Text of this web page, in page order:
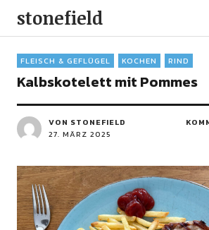
stonefield
FLEISCH & GEFLÜGEL KOCHEN RIND
Kalbskotelett mit Pommes
VON STONEFIELD
27. MÄRZ 2025